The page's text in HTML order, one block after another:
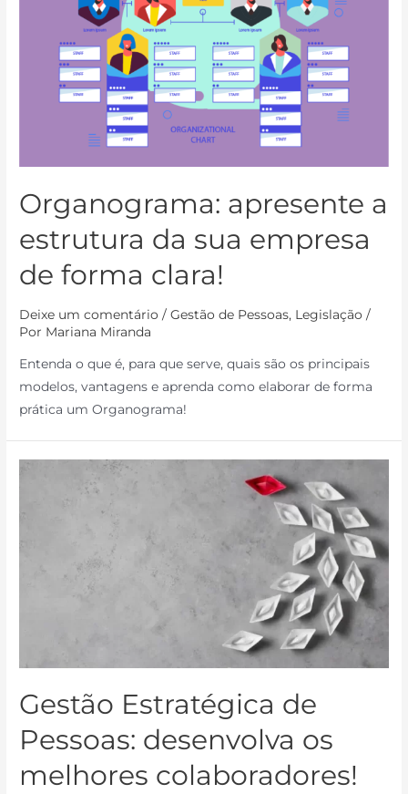
Organograma: apresente a
estrutura da sua empresa
de forma clara!
Deixe um comentário /Gestão de Pessoas, Legislação /
Por Mariana Miranda
Entenda o que é, para que serve, quais são os principais
modelos, vantagens e aprenda como elaborar de forma
prática um Organograma!
Gestão Estratégica de
Pessoas: desenvolva os
melhores colaboradores!